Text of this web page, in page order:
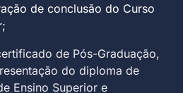
de conclusão do Curso
de Pós-Graduação,
do diploma de
Ensino Superior e